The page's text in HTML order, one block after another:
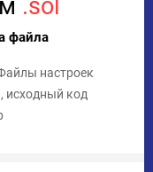
.sol
файла
настроек
исходный код